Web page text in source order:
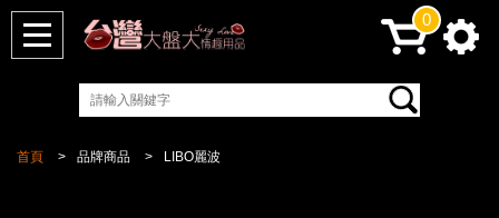
首頁 品牌商品 LIBO麗波
0